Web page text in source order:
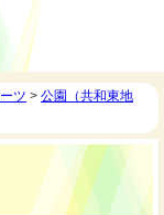
ツ > 公園（共和東地